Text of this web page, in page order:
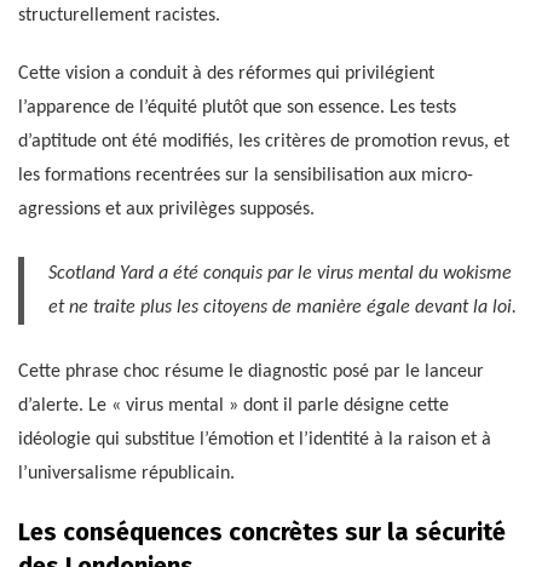
structurellement racistes.
Cette vision a conduit à des réformes qui privilégient
l’apparence de l’équité plutôt que son essence. Les tests
d’aptitude ont été modifiés, les critères de promotion revus, et
les formations recentrées sur la sensibilisation aux micro-
agressions et aux privilèges supposés.
Scotland Yard a été conquis par le virus mental du wokisme
et ne traite plus les citoyens de manière égale devant la loi.
Cette phrase choc résume le diagnostic posé par le lanceur
d’alerte. Le « virus mental » dont il parle désigne cette
idéologie qui substitue l’émotion et l’identité à la raison et à
l’universalisme républicain.
Les conséquences concrètes sur la sécurité